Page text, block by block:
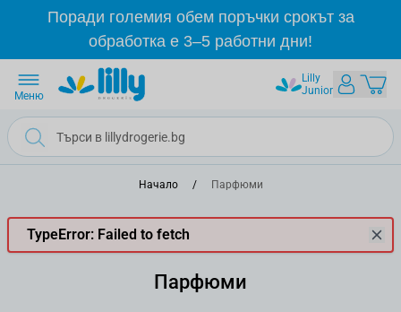
Прескачане към съдържанието
Поради големия обем поръчки срокът за
обработка е 3–5 работни дни!
Lilly
Junior
Меню
Начало / Парфюми
TypeError: Failed to fetch
Парфюми